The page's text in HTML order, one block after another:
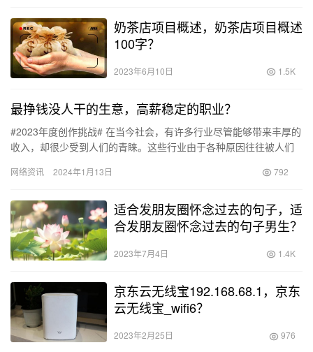
奶茶店项目概述，奶茶店项目概述
100字？
2023年6月10日 1.5K
最挣钱没人干的生意，高薪稳定的职业？
#2023年度创作挑战# 在当今社会，有许多行业尽管能够带来丰厚的
收入，却很少受到人们的青睐。这些行业由于各种原因往往被人们
网络资讯 2024年1月13日 792
适合发朋友圈怀念过去的句子，适
合发朋友圈怀念过去的句子男生？
2023年7月4日 1.4K
京东云无线宝192.168.68.1，京东
云无线宝_wifi6？
2023年2月25日 976